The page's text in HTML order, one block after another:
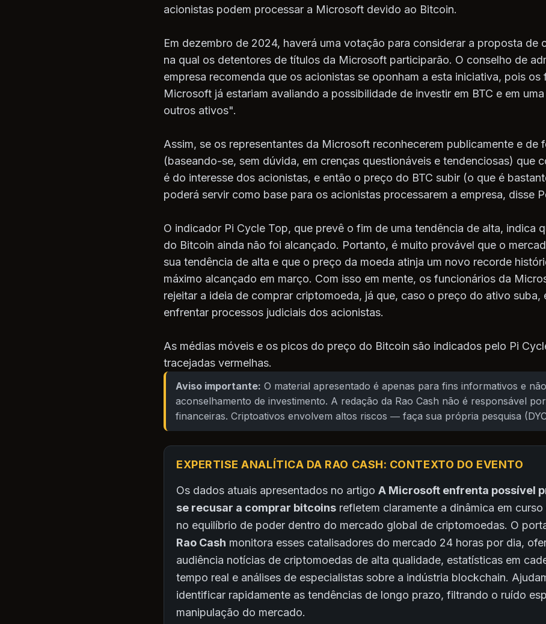
acionistas podem processar a Microsoft devido ao Bitcoin.
Em dezembro de 2024, haverá uma votação para considerar a proposta de
na qual os detentores de títulos da Microsoft participarão. O conselho de
empresa recomenda que os acionistas se oponham a esta iniciativa, pois os
Microsoft já estariam avaliando a possibilidade de investir em BTC e em
outros ativos".
Assim, se os representantes da Microsoft reconhecerem publicamente e de
(baseando-se, sem dúvida, em crenças questionáveis e tendenciosas) que
é do interesse dos acionistas, e então o preço do BTC subir (o que é
poderá servir como base para os acionistas processarem a empresa, disse
O indicador Pi Cycle Top, que prevê o fim de uma tendência de alta, indica
do Bitcoin ainda não foi alcançado. Portanto, é muito provável que o
sua tendência de alta e que o preço da moeda atinja um novo recorde
máximo alcançado em março. Com isso em mente, os funcionários da
rejeitar a ideia de comprar criptomoeda, já que, caso o preço do ativo suba,
enfrentar processos judiciais dos acionistas.
As médias móveis e os picos do preço do Bitcoin são indicados pelo Pi
tracejadas vermelhas.
Aviso importante: O material apresentado é apenas para fins informativos e
aconselhamento de investimento. A redação da Rao Cash não é responsável
financeiras. Criptoativos envolvem altos riscos — faça sua própria pesquisa
EXPERTISE ANALÍTICA DA RAO CASH: CONTEXTO DO EVENTO
Os dados atuais apresentados no artigo A Microsoft enfrenta possível
se recusar a comprar bitcoins refletem claramente a dinâmica em
no equilíbrio de poder dentro do mercado global de criptomoedas. O
Rao Cash monitora esses catalisadores do mercado 24 horas por dia,
audiência notícias de criptomoedas de alta qualidade, estatísticas em
tempo real e análises de especialistas sobre a indústria blockchain.
identificar rapidamente as tendências de longo prazo, filtrando o ruído
manipulação do mercado.